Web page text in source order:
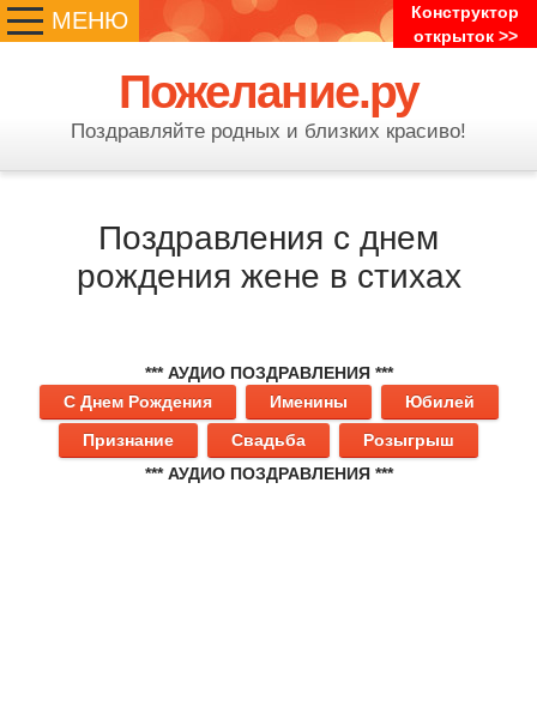
Конструктор
открыток >>
МЕНЮ
Пожелание.ру
Поздравляйте родных и близких красиво!
Поздравления с днем
рождения жене в стихах
*** АУДИО ПОЗДРАВЛЕНИЯ ***
С Днем Рождения
Именины
Юбилей
Признание
Свадьба
Розыгрыш
*** АУДИО ПОЗДРАВЛЕНИЯ ***